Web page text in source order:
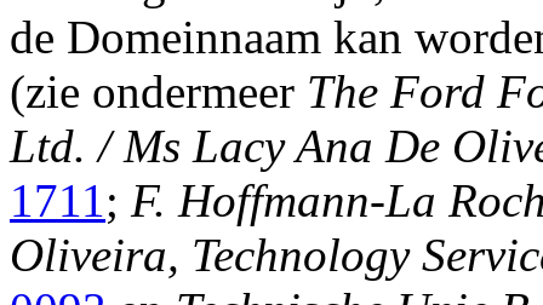
de Domeinnaam kan
(zie ondermeer The Ford
Ltd. / Ms Lacy Ana De
1711; F. Hoffmann-La
Oliveira, Technology